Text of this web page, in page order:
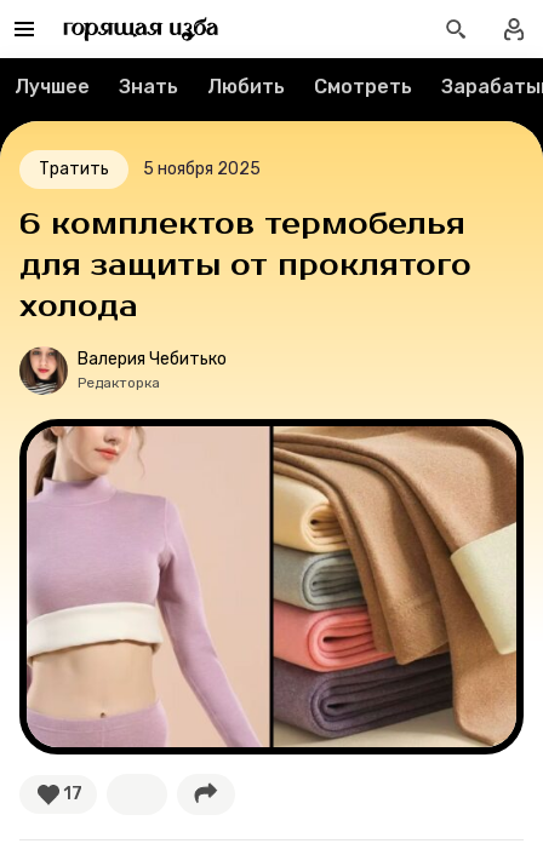
О компании
Новости
Лучшее
Тесты
Секспросвет
Великие женщины
Тренды
Ваши истории
Лучшее Знать Любить Смотреть
Тратить 5 ноября 2025
6 комплектов термобелья
для защиты от проклятого
холода
Валерия Чебитько
Редакторка
17